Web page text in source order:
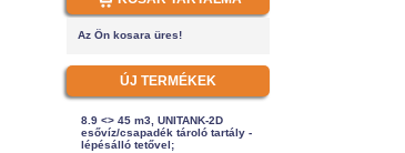
Az Ön kosara üres!
ÚJ TERMÉKEK
8.9 <> 45 m3, UNITANK-2D
esővíz/csapadék tároló tartály -
lépésálló tetővel;